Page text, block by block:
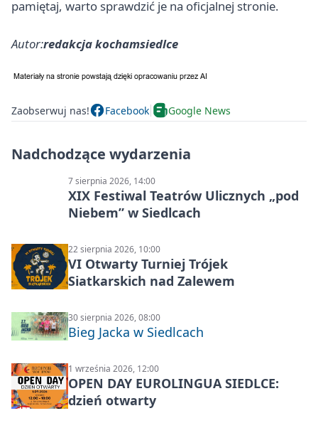
pamiętaj, warto sprawdzić je na oficjalnej stronie.
Autor:redakcja kochamsiedlce
Zaobserwuj nas! Facebook Google News
Nadchodzące wydarzenia
7 sierpnia 2026, 14:00
XIX Festiwal Teatrów Ulicznych „pod
Niebem” w Siedlcach
22 sierpnia 2026, 10:00
VI Otwarty Turniej Trójek
Siatkarskich nad Zalewem
30 sierpnia 2026, 08:00
Bieg Jacka w Siedlcach
1 września 2026, 12:00
OPEN DAY EUROLINGUA SIEDLCE:
dzień otwarty